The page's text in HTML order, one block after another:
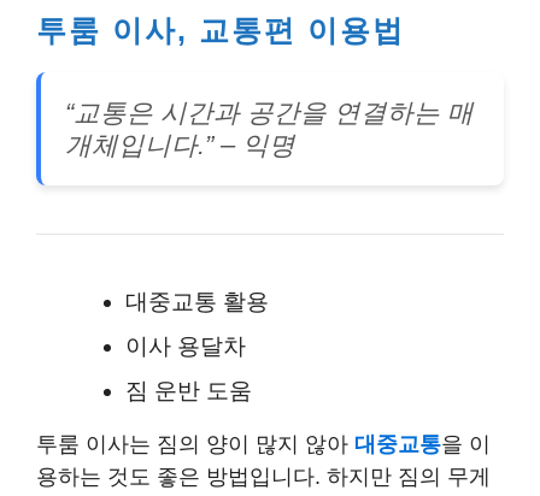
투룸 이사, 교통편 이용법
“교통은 시간과 공간을 연결하는 매
개체입니다.” – 익명
대중교통 활용
이사 용달차
짐 운반 도움
투룸 이사는 짐의 양이 많지 않아 대중교통을 이
용하는 것도 좋은 방법입니다. 하지만 짐의 무게